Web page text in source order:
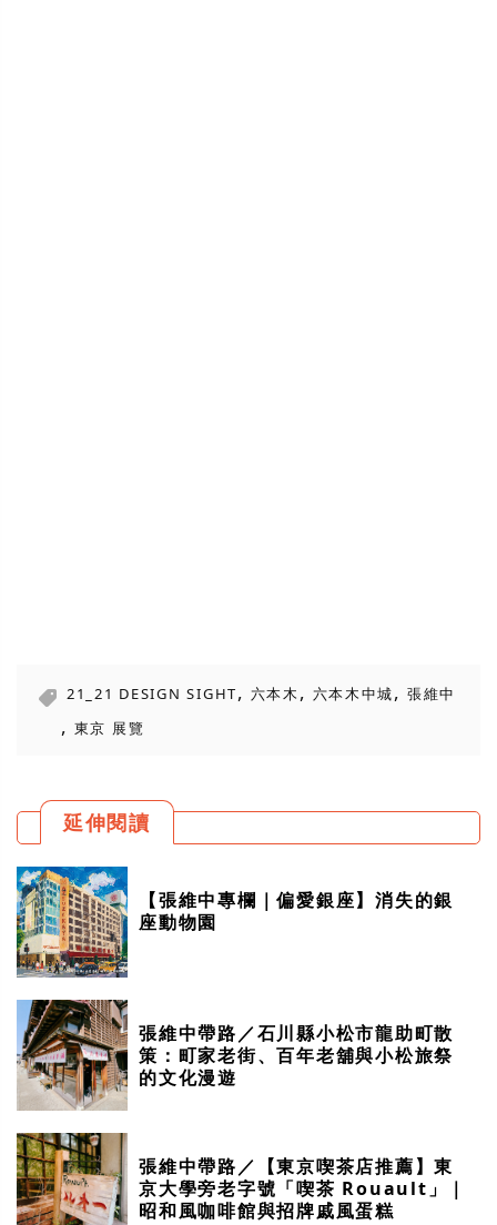
21_21 DESIGN SIGHT, 六本木 , 六本木中城, 張維中
, 東京 展覽
延伸閱讀
【張維中專欄｜偏愛銀座】消失的銀
座動物園
張維中帶路／石川縣小松市龍助町散
策：町家老街、百年老舖與小松旅祭
的文化漫遊
張維中帶路／【東京喫茶店推薦】東
京大學旁老字號「喫茶 Rouault」｜
昭和風咖啡館與招牌戚風蛋糕